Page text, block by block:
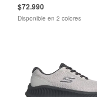
$72.990
Disponible en 2 colores